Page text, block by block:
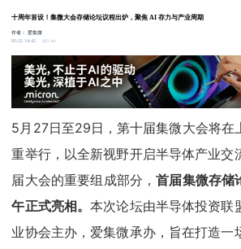
十周年首设！集微大会存储论坛议程出炉，聚焦 AI 存力与产业周期
作者：爱集微
05-22 14:42
3.4w
5月27日至29日，第十届集微大会将在
重举行，以全新视野开启半导体产业交
届大会的重要组成部分，首届集微存储
午正式亮相。本次论坛由半导体投资联
业协会主办，爱集微承办，旨在打造一